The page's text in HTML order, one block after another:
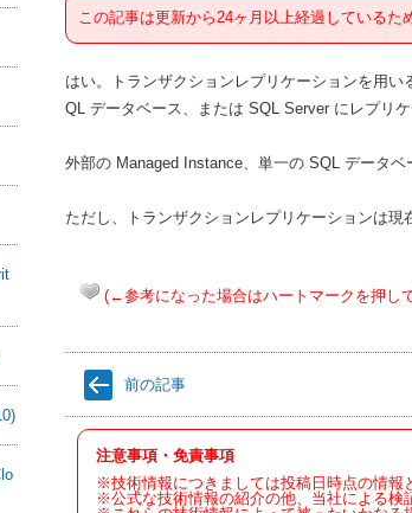
この記事は更新から24ヶ月以上経過しているた
はい。トランザクションレプリケーションを用
QL データベース、または SQL Server にレプリケ
外部の Managed Instance、単一の SQL データ
ただし、トランザクションレプリケーションは現
(←参考になった場合はハートマークを押し
前の記事
注意事項・免責事項
※技術情報につきましては投稿日時点の情報
※公式な技術情報の紹介の他、当社による検